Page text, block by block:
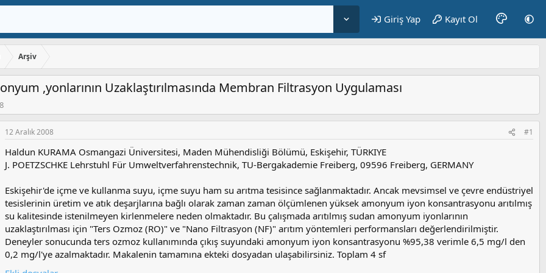
Giriş Yap Kayıt Ol
Arşiv
,yonlarının Uzaklaştırılmasında Membran Filtrasyon Uygulaması
12 Aralık 2008 #1
Haldun KURAMA Osmangazi Üniversitesi, Maden Mühendisliği Bölümü, Eskişehir, TÜRKIYE
J. POETZSCHKE Lehrstuhl Für Umweltverfahrenstechnik, TU-Bergakademie Freiberg, 09596 Freiberg, GERMANY
Eskişehir'de içme ve kullanma suyu, içme suyu ham su arıtma tesisince sağlanmaktadır. Ancak mevsimsel ve çevre endüstriyel
tesislerinin üretim ve atık deşarjlarına bağlı olarak zaman zaman ölçümlenen yüksek amonyum iyon konsantrasyonu arıtılmış
su kalitesinde istenilmeyen kirlenmelere neden olmaktadır. Bu çalışmada arıtılmış sudan amonyum iyonlarının
uzaklaştırılması için "Ters Ozmoz (RO)" ve "Nano Filtrasyon (NF)" arıtım yöntemleri performansları değerlendirilmiştir.
Deneyler sonucunda ters ozmoz kullanımında çıkış suyundaki amonyum iyon konsantrasyonu %95,38 verimle 6,5 mg/l den
0,2 mg/l'ye azalmaktadır. Makalenin tamamına ekteki dosyadan ulaşabilirsiniz. Toplam 4 sf